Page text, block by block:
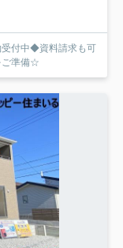
付中◆資料請求も可
ご準備☆